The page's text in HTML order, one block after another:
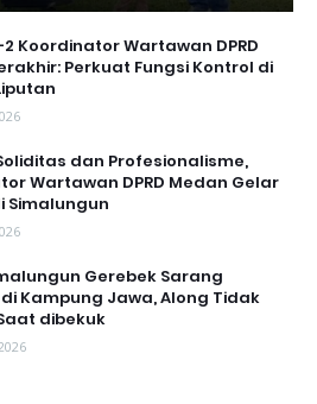
Koordinator Wartawan DPRD
Perkuat Fungsi Kontrol di
dan Profesionalisme,
Wartawan DPRD Medan Gelar
Simalungun
Gerebek Sarang
Kampung Jawa, Along Tidak
dibekuk